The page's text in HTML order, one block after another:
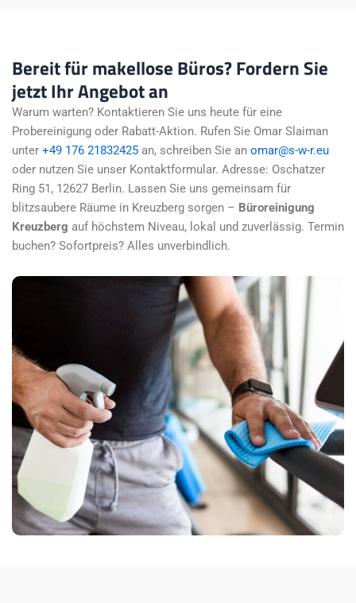
Bereit für makellose Büros? Fordern Sie
jetzt Ihr Angebot an
Warum warten? Kontaktieren Sie uns heute für eine
Probereinigung oder Rabatt-Aktion. Rufen Sie Omar Slaiman
unter +49 176 21832425 an, schreiben Sie an omar@s-w-r.eu
oder nutzen Sie unser Kontaktformular. Adresse: Oschatzer
Ring 51, 12627 Berlin. Lassen Sie uns gemeinsam für
blitzsaubere Räume in Kreuzberg sorgen – Büroreinigung
Kreuzberg auf höchstem Niveau, lokal und zuverlässig. Termin
buchen? Sofortpreis? Alles unverbindlich.